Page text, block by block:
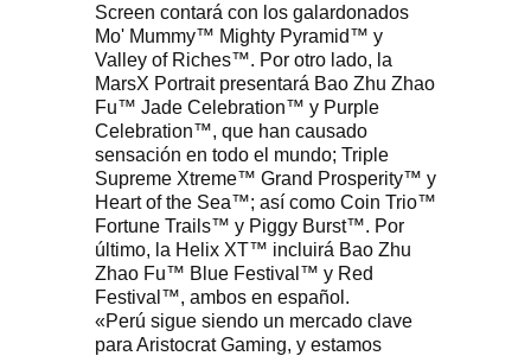
Screen contará con los galardonados
Mo' Mummy™ Mighty Pyramid™ y
Valley of Riches™. Por otro lado, la
MarsX Portrait presentará Bao Zhu Zhao
Fu™ Jade Celebration™ y Purple
Celebration™, que han causado
sensación en todo el mundo; Triple
Supreme Xtreme™ Grand Prosperity™ y
Heart of the Sea™; así como Coin Trio™
Fortune Trails™ y Piggy Burst™. Por
último, la Helix XT™ incluirá Bao Zhu
Zhao Fu™ Blue Festival™ y Red
Festival™, ambos en español.
«Perú sigue siendo un mercado clave
para Aristocrat Gaming, y estamos